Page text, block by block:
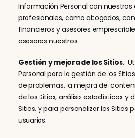
Información Personal con nuestros
profesionales, como abogados,
financieros y asesores
asesores nuestros.
Gestión y mejora de los Sitios.
Personal para la gestión de los
de problemas, la mejora del
de los Sitios, análisis estadísticos y
Sitios, y para personalizar los Sitios
usuarios.